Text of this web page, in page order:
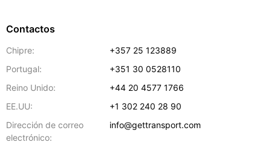
Contactos
Chipre:
+357 25 123889
Portugal:
+351 30 0528110
Reino Unido:
+44 20 4577 1766
EE.UU:
+1 302 240 28 90
Dirección de correo
electrónico:
info@gettransport.com